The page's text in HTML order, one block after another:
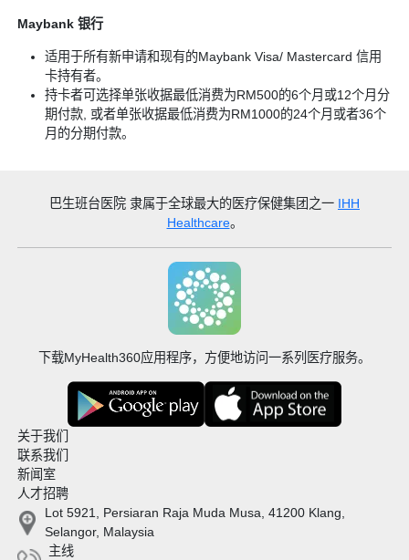
Maybank 银行
适用于所有新申请和现有的Maybank Visa/ Mastercard 信用
卡持有者。
持卡者可选择单张收据最低消费为RM500的6个月或12个月分
期付款, 或者单张收据最低消费为RM1000的24个月或者36个
月的分期付款。
巴生班台医院 隶属于全球最大的医疗保健集团之一 IHH
Healthcare。
下载MyHealth360应用程序，方便地访问一系列医疗服务。
关于我们
联系我们
新闻室
人才招聘
Lot 5921, Persiaran Raja Muda Musa, 41200 Klang,
Selangor, Malaysia
主线